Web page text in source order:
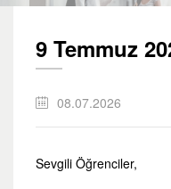
9 Temmuz
08.07.2026
Sevgili Öğrenciler,